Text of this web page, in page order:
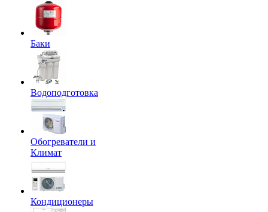
Баки
Водоподготовка
Обогреватели и
Климат
Кондиционеры